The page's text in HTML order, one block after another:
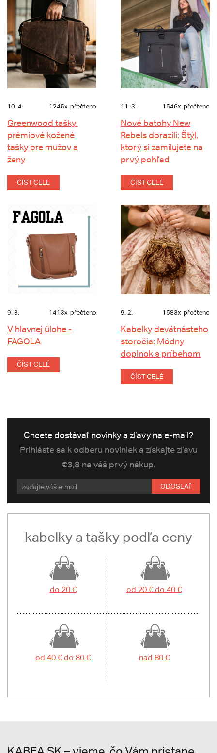
10. 4. 1245x přečteno
Greenwood tašky:
prémiové kožené
tašky pre mužov a
ženy
ČÍST CELÉ
11. 3. 1546x přečteno
Nové batohy New
Rebels dorazili: Štýl,
ktorý si zamilujete na
prvý pohľad
ČÍST CELÉ
9. 3. 1413x přečteno
V hlavnej úlohe -
FAGOLA
ČÍST CELÉ
9. 2. 1583x přečteno
Kabelky devätnásteho
storočia: Módny
doplnok s príbehom
ČÍST CELÉ
Chcete dostávať novinky a zľavy na e-mail?
Prihláste sa k odberu noviniek a získajte zľavu
€3,8 na váš prvý nákup.
ODOSLAŤ
kabelky a tašky podľa ceny
do 20 € od 20 € do 40 €
od 40 € do 80 € nad 80 €